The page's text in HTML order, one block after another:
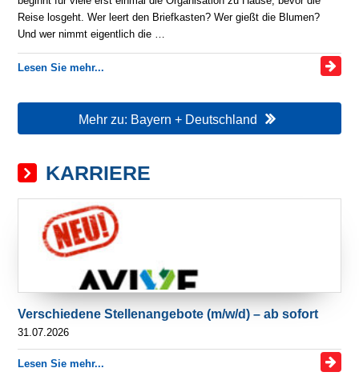
Reise losgeht. Wer leert den Briefkasten? Wer gießt die Blumen?
Und wer nimmt eigentlich die …
Lesen Sie mehr...
Mehr zu: Bayern + Deutschland
KARRIERE
Verschiedene Stellenangebote (m/w/d) – ab sofort
31.07.2026
Lesen Sie mehr...